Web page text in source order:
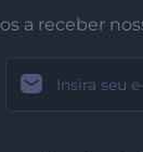
a receber